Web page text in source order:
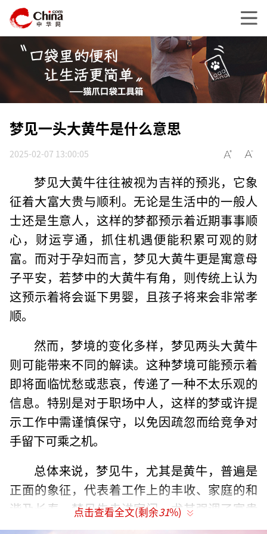
梦见一头大黄牛是什么意思
2025-02-07 13:00:05
梦见大黄牛往往被视为吉祥的预兆，它象
征着大富大贵与顺利。无论是生活中的一般人
士还是生意人，这样的梦都预示着近期事事顺
心，财运亨通，抓住机遇便能积累可观的财
富。而对于孕妇而言，梦见大黄牛更是寓意母
子平安，若梦中的大黄牛有角，则传统上认为
这预示着将会诞下男婴，且孩子将来会非常孝
顺。
然而，梦境的变化多样，梦见两头大黄牛
则可能带来不同的解读。这种梦境可能预示着
即将面临忧愁或悲哀，传递了一种不太乐观的
信息。特别是对于职场中人，这样的梦或许提
示工作中需谨慎保守，以免因疏忽而给竞争对
手留下可乘之机。
总体来说，梦见牛，尤其是黄牛，普遍是
正面的象征，代表着工作上的丰收、家庭的和
谐及长寿。梦见牛走进家门，尤其强调了富贵
与家庭幸福。而梦见斗牛，则象征着强大的力
点击查看全文(剩余31%)